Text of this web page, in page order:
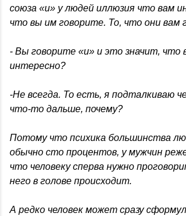
союза «и» у людей иллюзия что вам
что вы им говорите. То, что они вам
- Вы говорите «и» и это значит, что
интересно?
-Не всегда. То есть, я подталкиваю
что-то дальше, почему?
Потому что психика большинства
обычно сто процентов, у мужчин
что человеку сперва нужно
него в голове происходит.
А редко человек может сразу